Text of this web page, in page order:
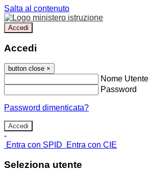
Salta al contenuto
Accedi
Accedi
button close ×
Nome Utente
Password
Password dimenticata?
-
Entra con SPID
Entra con CIE
Seleziona utente